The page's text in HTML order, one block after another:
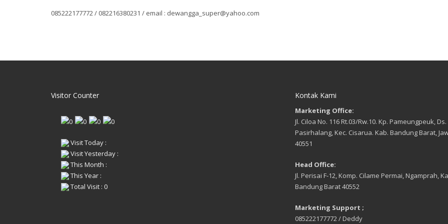
085222177772 / 082216380231 / email : dewangga_super@yahoo.com
Visitor Counter
Visit Today :
Visit Yesterday :
This Month :
This Year :
Total Visit : 0
Kontak Kami
Marketing Office:
Jl. Ciloa No. 116 Rt.03/Rw.10. Kp. Pameungpeuk, Ds.
Pasirhalang, Kec. Cisarua. Kab. Bandung Barat,
40551
Head Office:
Jl. Perisai F-12, Komp. Cilame Permai, Ngamprah,
Bandung Barat 40552
Marketing Support ;
085222177772 / Deddy